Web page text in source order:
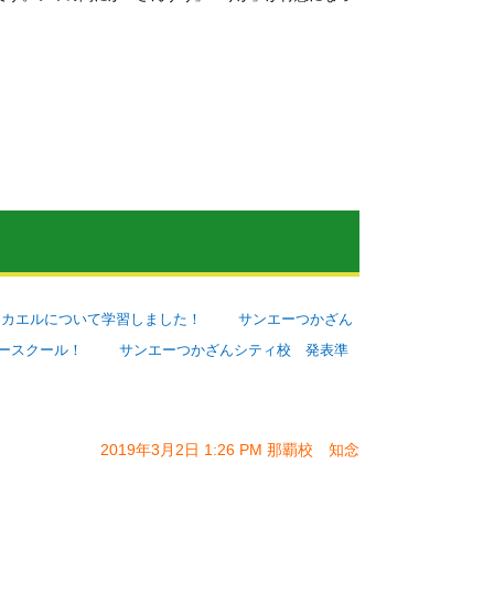
エルについて学習しました！
サンエーつかざん
スクール！
サンエーつかざんシティ校 発表準
2019年3月2日 1:26 PM 那覇校 知念